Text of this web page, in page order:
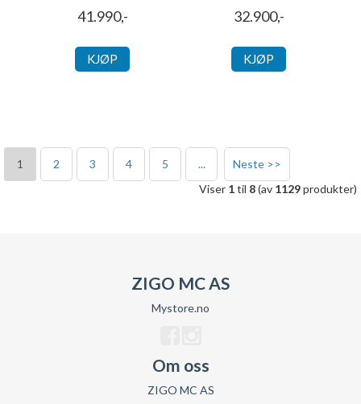
41.990,-
KJØP
32.900,-
KJØP
1 2 3 4 5 ...
Neste >>
Viser 1til 8(av 1129produkter)
ZIGO MC AS
Mystore.no
Om oss
ZIGO MC AS